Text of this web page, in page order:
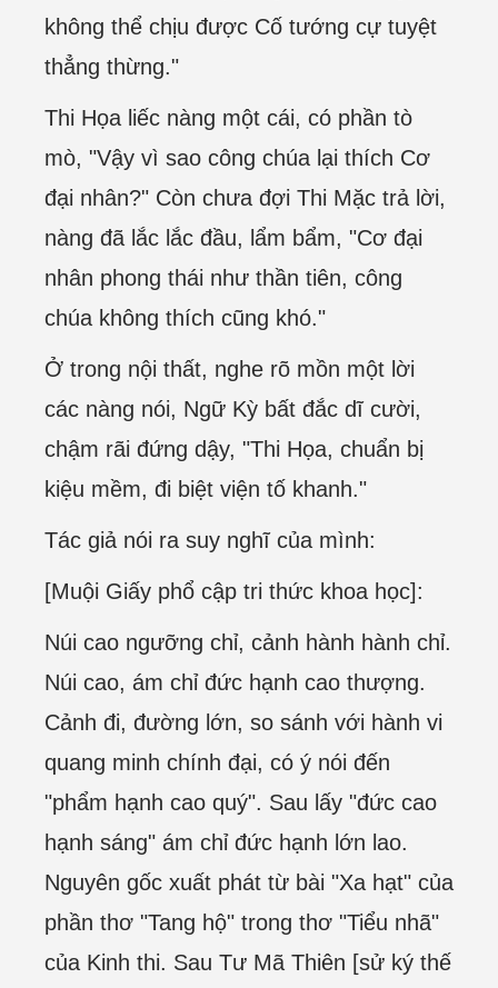
không thể chịu được Cố tướng cự tuyệt
thẳng thừng."
Thi Họa liếc nàng một cái, có phần tò
mò, "Vậy vì sao công chúa lại thích Cơ
đại nhân?" Còn chưa đợi Thi Mặc trả lời,
nàng đã lắc lắc đầu, lẩm bẩm, "Cơ đại
nhân phong thái như thần tiên, công
chúa không thích cũng khó."
Ở trong nội thất, nghe rõ mồn một lời
các nàng nói, Ngữ Kỳ bất đắc dĩ cười,
chậm rãi đứng dậy, "Thi Họa, chuẩn bị
kiệu mềm, đi biệt viện tố khanh."
Tác giả nói ra suy nghĩ của mình:
[Muội Giấy phổ cập tri thức khoa học]:
Núi cao ngưỡng chỉ, cảnh hành hành chỉ.
Núi cao, ám chỉ đức hạnh cao thượng.
Cảnh đi, đường lớn, so sánh với hành vi
quang minh chính đại, có ý nói đến
"phẩm hạnh cao quý". Sau lấy "đức cao
hạnh sáng" ám chỉ đức hạnh lớn lao.
Nguyên gốc xuất phát từ bài "Xa hạt" của
phần thơ "Tang hộ" trong thơ "Tiểu nhã"
của Kinh thi. Sau Tư Mã Thiên [sử ký thế